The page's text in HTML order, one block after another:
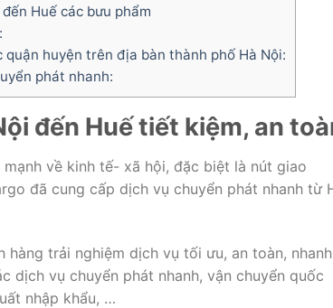
Huế các bưu phẩm
huyện trên địa bàn thành phố Hà Nội:
phát nhanh:
đến Huếtiết kiệm, an
về kinh tế- xã hội, đặc biệt là nút giao
đã cung cấp dịch vụ chuyển phát nhanh từ
trải nghiệm dịch vụ tối ưu, an toàn, nhanh
dịch vụ chuyển phát nhanh, vận chuyển quốc
nhập khẩu, …